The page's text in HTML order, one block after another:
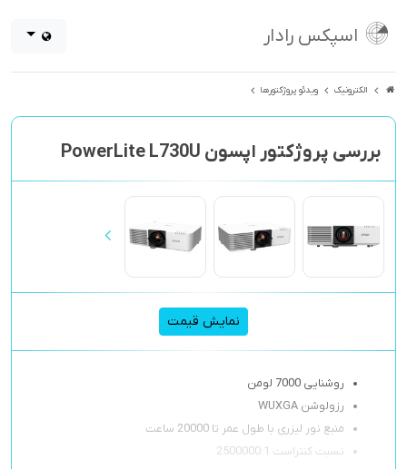
اسپکس رادار
الکترونیک ویدئو پروژکتورها
بررسی پروژکتور اپسون PowerLite L730U
نمایش قیمت
روشنایی 7000 لومن
رزولوشن WUXGA
منبع نور لیزری با طول عمر تا 20000 ساعت
نسبت کنتراست 2500000:1